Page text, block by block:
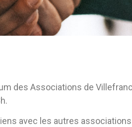
des Associations de
avec les autres